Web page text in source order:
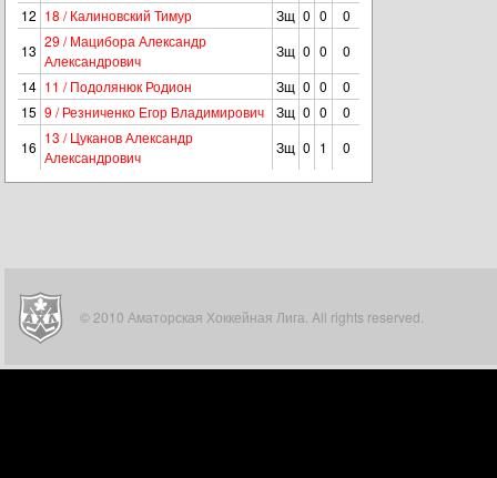
12 18 / Калиновский Тимур Зщ 0 0
0
13
29 / Мацибора Александр
Александрович
Зщ 0 0
0
14 11 / Подолянюк Родион Зщ 0 0
0
15 9 / Резниченко Егор Владимирович Зщ 0 0
0
16
13 / Цуканов Александр
Александрович
Зщ 0 1 0
© 2010 Аматорская Хоккейная Лига. All rights reserved.